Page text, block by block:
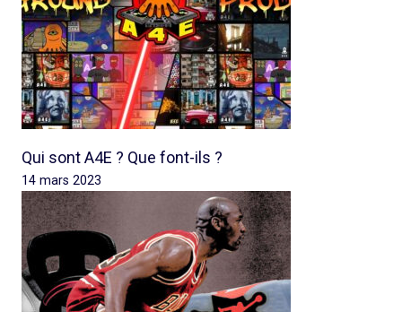
Qui sont A4E ? Que font-ils ?
14 mars 2023